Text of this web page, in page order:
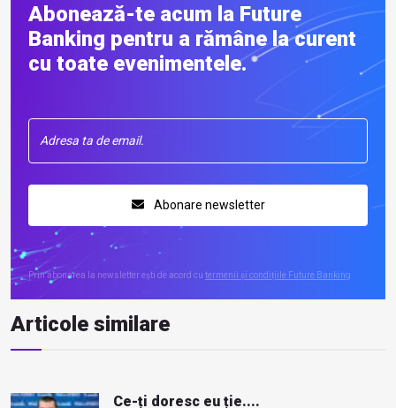
Abonează-te acum la Future
Banking pentru a rămâne la curent
cu toate evenimentele.
Abonare newsletter
Prin abonarea la newsletter ești de acord cu termenii și condițiile Future Banking
Articole similare
Ce-ți doresc eu ție....